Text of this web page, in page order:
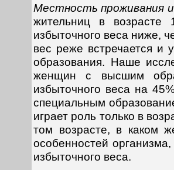
Местность проживания
жительниц в возрасте
избыточного веса ниже,
вес реже встречается
образования. Наше
женщин с высшим
избыточного веса на
специальным
играет роль только в
том возрасте, в каком
особенностей
избыточного веса.